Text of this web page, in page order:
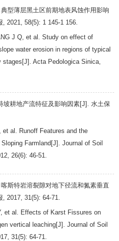
型薄层黑土区前期地表风蚀作用影响
2021 58(5): 1 145-1 156.
J Q , et al. Study on effect of
water erosion in regions of typical
stages[J]. Acta Pedologica Sinica
耕地产流特征及影响因素[J]. 水土保
, et al. Runoff Features and the
Farmland[J]. Journal of Soil
26(6): 46-51.
斯特岩溶裂隙对地下径流和氮素垂直
2017 31(5): 64-71.
, et al. Effects of Karst Fissures on
vertical leaching[J]. Journal of Soil
31(5): 64-71.